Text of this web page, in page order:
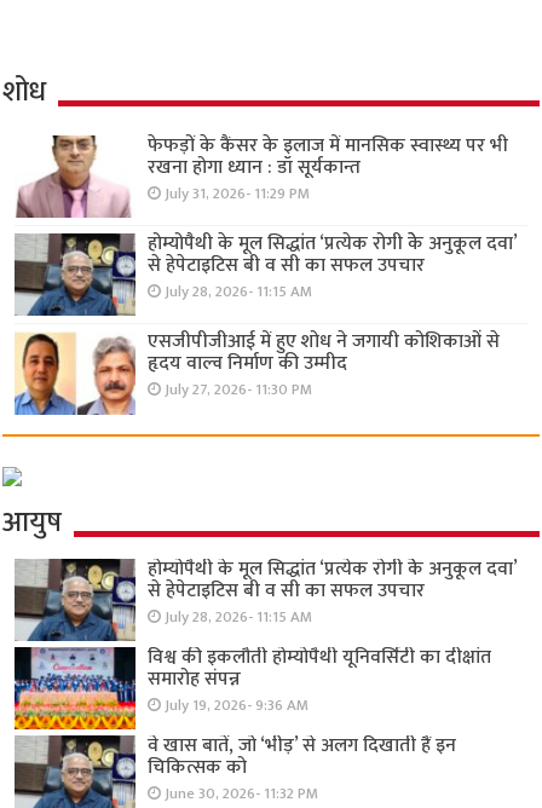
शोध
फेफड़ों के कैंसर के इलाज में मानसिक स्वास्थ्य पर भी
रखना होगा ध्यान : डॉ सूर्यकान्त
July 31, 2026- 11:29 PM
होम्योपैथी के मूल सिद्धांत ‘प्रत्येक रोगी केे अनुकूल दवा’
से हेपेटाइटिस बी व सी का सफल उपचार
July 28, 2026- 11:15 AM
एसजीपीजीआई में हुए शोध ने जगायी कोशिकाओं से
हृदय वाल्व निर्माण की उम्मीद
July 27, 2026- 11:30 PM
आयुष
होम्योपैथी के मूल सिद्धांत ‘प्रत्येक रोगी केे अनुकूल दवा’
से हेपेटाइटिस बी व सी का सफल उपचार
July 28, 2026- 11:15 AM
विश्व की इकलौती होम्योपैथी यूनिवर्सिटी का दीक्षांत
समारोह संपन्न
July 19, 2026- 9:36 AM
वे खास बातें, जो ‘भीड़’ से अलग दिखाती हैं इन
चिकित्सक को
June 30, 2026- 11:32 PM